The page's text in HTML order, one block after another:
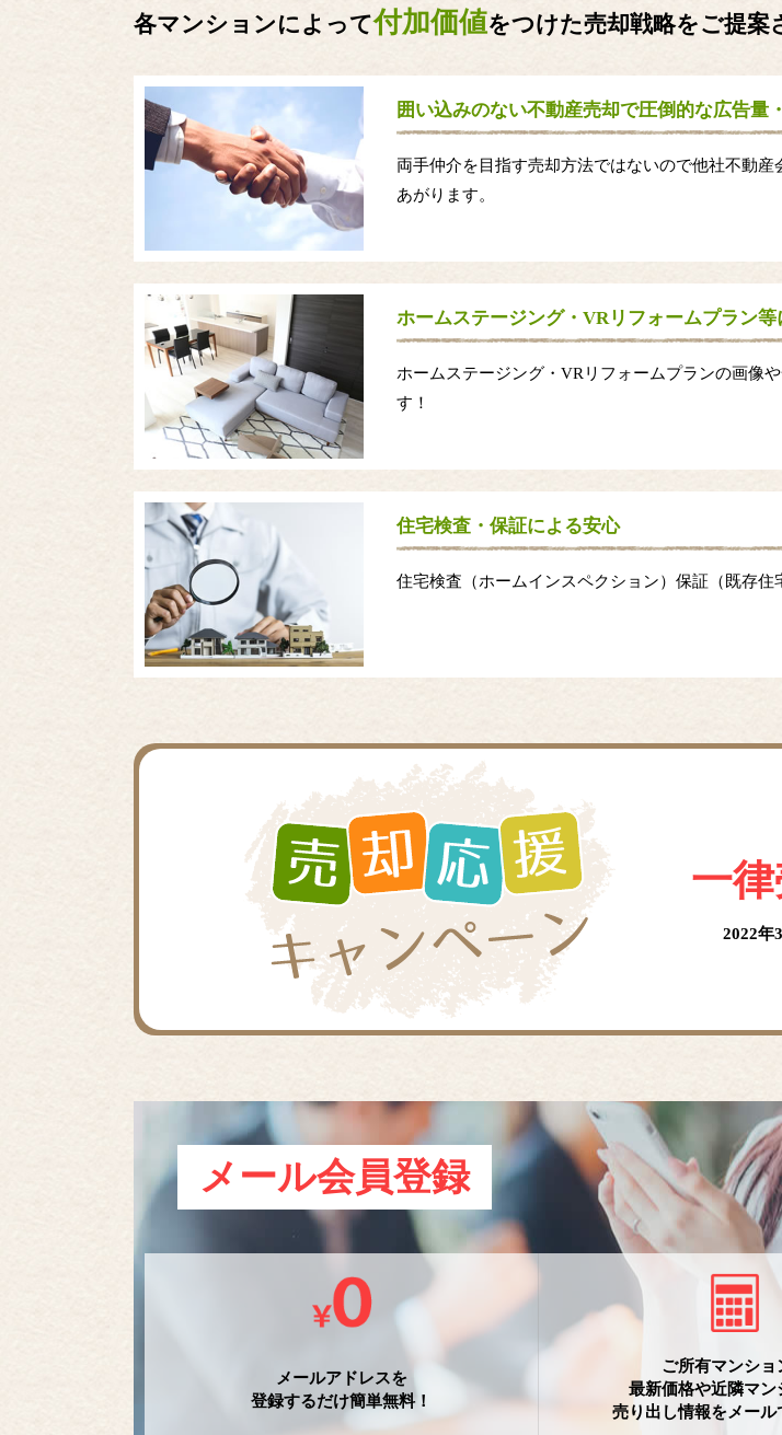
各マンションによって付加価値をつけた売却戦略をご提案
囲い込みのない不動産売却で圧倒的な広告量
両手仲介を目指す売却方法ではないので他社不動
あがります。
ホームステージング・VRリフォームプラン
ホームステージング・VRリフォームプランの画像
す！
住宅検査・保証による安心
住宅検査（ホームインスペクション）保証（既存
一
2022年
メール会員登録
メールアドレスを
登録するだけ簡単無料！
ご所有マンショ
最新価格や近隣マン
売り出し情報をメール